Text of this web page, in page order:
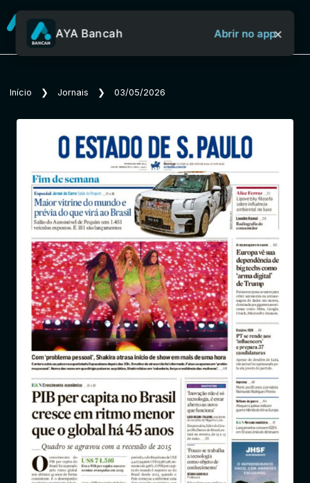
Sobre o Aya Bancah
Início
Revistas
Jornais
Notícias
Entrar
AYA Bancah Abrir no app×
Início ❯ Jornais ❯ 03/05/2026